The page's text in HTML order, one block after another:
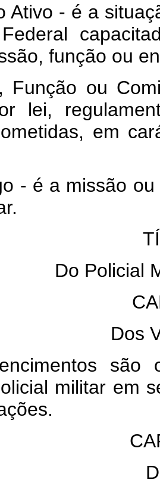
Ativo - é a
função ou
Função ou
lei,
em
- é a missão
Do Policial
Dos
são
militar em